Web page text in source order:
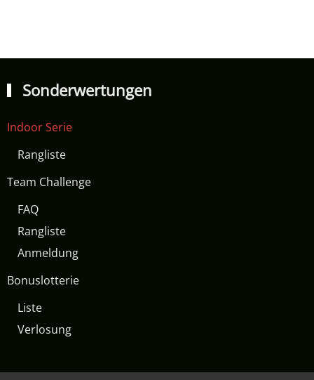
Sonderwertungen
Indoor Serie
Rangliste
Team Challenge
FAQ
Rangliste
Anmeldung
Bonuslotterie
Liste
Verlosung